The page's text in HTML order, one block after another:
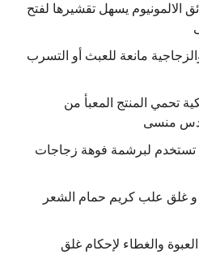
يسهل تقشيرها لفتح
مانعة للعبث أو التسرب
تحمي المنتج المعبأ من
منسى
لبرشمة فوهة زجاجات
غلق علب كريم حمام الشعر
والغطاء لإحكام غلق